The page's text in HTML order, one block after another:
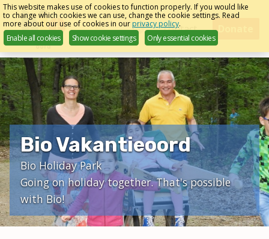
Skip
links
Jump
to
navigation
Jump
to
main
content
Menu
English
contact
Bio Vakantieoord
Bio Holiday Park
Going on holiday together. That's possible
with Bio!
This website makes use of cookies to function properly. If you would like
to change which cookies we can use, change the cookie settings. Read
more about our use of cookies in ourprivacy policy.
Enable all cookies
Show cookie settings Only essential cookies